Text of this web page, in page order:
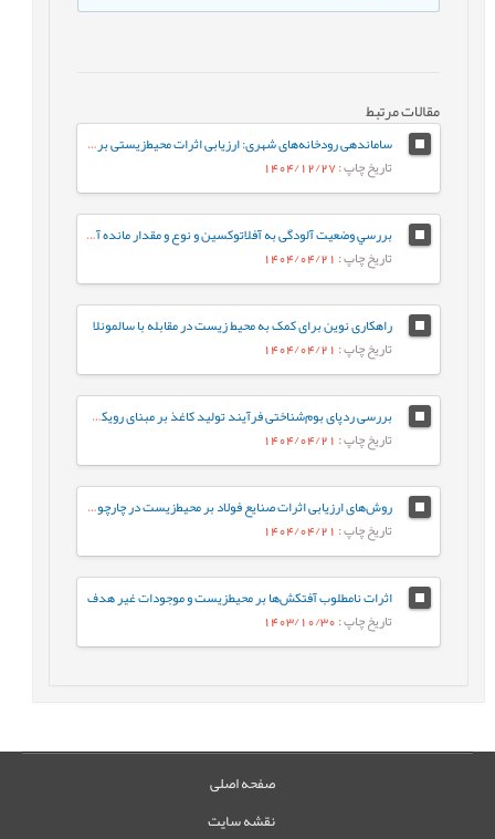
مقالات مرتبط
ساماندهی رودخانه‌های شهری: ارزیابی اثرات محیط‌زیستی بر پایداری اکوسیستم، (مطالعه موردی: رودخانه گرگ‌رود)
تاریخ چاپ: 1404/12/27
بررسي وضعیت آلودگی به آفلاتوکسین و نوع و مقدار مانده آفتکش‌ها در مغز پسته
تاریخ چاپ: 1404/04/21
راهکاری نوین برای کمک به محیط زیست در مقابله با سالمونلا
تاریخ چاپ: 1404/04/21
بررسی ردپای بوم‌شناختی فرآیند تولید کاغذ بر مبنای رویکرد ارزیابی چرخه حیات، مطالعه موردی: کارخانه گلستان کاغذ پرشیا
تاریخ چاپ: 1404/04/21
روش‌های ارزیابی اثرات صنایع فولاد بر محیط‌زیست در چارچوب (DPSIR)
تاریخ چاپ: 1404/04/21
اثرات نامطلوب آفتکش‌ها بر محیطزیست و موجودات غیر هدف
تاریخ چاپ: 1403/10/30
صفحه اصلی
نقشه سایت